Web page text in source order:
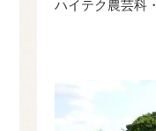
ハイテク農芸科